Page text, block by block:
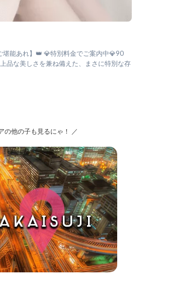
能あれ】👑 💎特別料金でご案内中💎90
な美しさを兼ね備えた、まさに特別な存
の他の子も見るにゃ！ ／